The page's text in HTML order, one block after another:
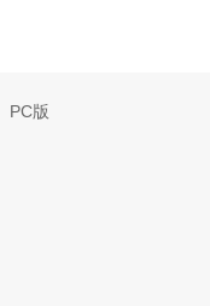
PC版